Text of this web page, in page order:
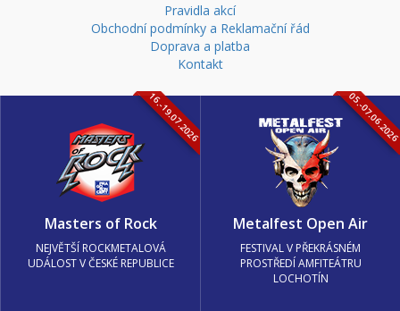
Pravidla akcí
Obchodní podmínky a Reklamační řád
Doprava a platba
Kontakt
16.-19.07.2026
Masters of Rock
NEJVĚTŠÍ ROCKMETALOVÁ
UDÁLOST V ČESKÉ REPUBLICE
05.-
Metalfest Open Air
FESTIVAL V PŘEKRÁSNÉM
PROSTŘEDÍ AMFITEÁTRU
LOCHOTÍN